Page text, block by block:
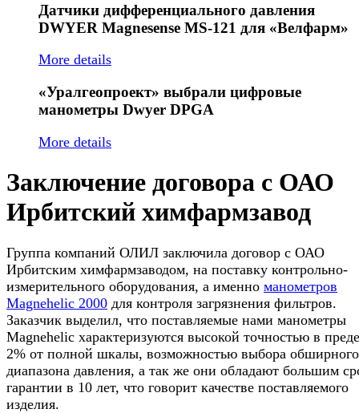
Датчики дифференциального давления
DWYER Magnesense MS-121 для «Велфарм»
More details
«Уралгеопроект» выбрали цифровые
манометры Dwyer DPGA
More details
Заключение договора с ОАО
Ирбитский химфармзавод
Группа компаний ОЛИЛ заключила договор с ОАО
Ирбитским химфармзаводом, на поставку контрольно-
измерительного оборудования, а именно манометров
Magnehelic 2000 для контроля загрязнения фильтров.
Заказчик выделил, что поставляемые нами манометры
Magnehelic характеризуются высокой точностью в
2% от полной шкалы, возможностью выбора обширного
диапазона давления, а так же они обладают большим
гарантии в 10 лет, что говорит качестве поставляемого
изделия.